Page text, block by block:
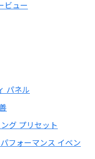
ビュー
パネル
グ プリセット
フォーマンス イベン